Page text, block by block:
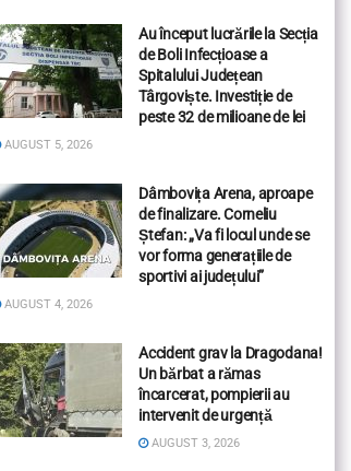
Au început lucrările la Secția
de Boli Infecțioase a
Spitalului Județean
Târgoviște. Investiție de
peste 32 de milioane de lei
AUGUST 5, 2026
Dâmbovița Arena, aproape
de finalizare. Corneliu
Ștefan: „Va fi locul unde se
vor forma generațiile de
sportivi ai județului”
AUGUST 4, 2026
Accident grav la Dragodana!
Un bărbat a rămas
încarcerat, pompierii au
intervenit de urgență
AUGUST 3, 2026